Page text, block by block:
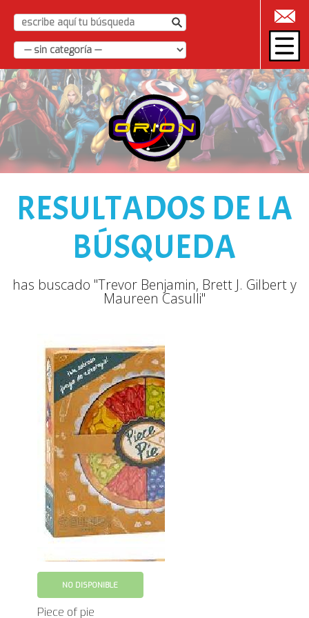
|
RESULTADOS DE LA
BÚSQUEDA
has buscado "Trevor Benjamin, Brett J. Gilbert y
Maureen Casulli"
NO DISPONIBLE
Piece of pie